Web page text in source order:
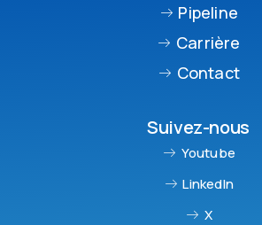
Pipeline
Carrière
Contact
Suivez-nous
Youtube
LinkedIn
X